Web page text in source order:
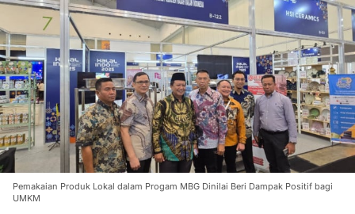
Pemakaian Produk Lokal dalam Progam MBG Dinilai Beri Dampak Positif bagi
UMKM